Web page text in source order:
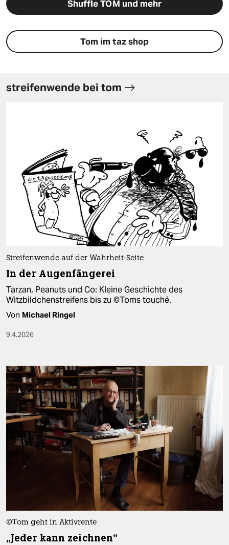
Shuffle TOM und mehr
Tom im taz shop
streifenwende bei tom
Streifenwende auf der Wahrheit-Seite
In der Augenfängerei
Tarzan, Peanuts und Co: Kleine Geschichte des
Witzbildchenstreifens bis zu ©Toms touché.
Von Michael Ringel
9.4.2026
©Tom geht in Aktivrente
„Jeder kann zeichnen“